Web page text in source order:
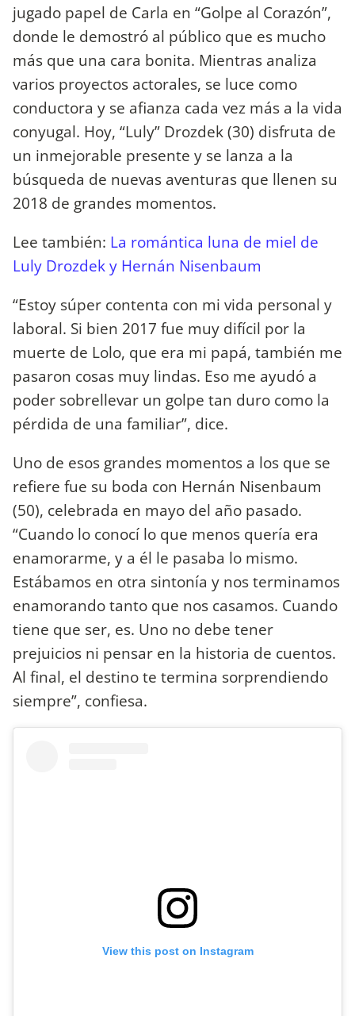
jugado papel de Carla en “Golpe al Corazón”,
donde le demostró al público que es mucho
más que una cara bonita. Mientras analiza
varios proyectos actorales, se luce como
conductora y se afianza cada vez más a la vida
conyugal. Hoy, “Luly” Drozdek (30) disfruta de
un inmejorable presente y se lanza a la
búsqueda de nuevas aventuras que llenen su
2018 de grandes momentos.
Lee también: La romántica luna de miel de
Luly Drozdek y Hernán Nisenbaum
“Estoy súper contenta con mi vida personal y
laboral. Si bien 2017 fue muy difícil por la
muerte de Lolo, que era mi papá, también me
pasaron cosas muy lindas. Eso me ayudó a
poder sobrellevar un golpe tan duro como la
pérdida de una familiar”, dice.
Uno de esos grandes momentos a los que se
refiere fue su boda con Hernán Nisenbaum
(50), celebrada en mayo del año pasado.
“Cuando lo conocí lo que menos quería era
enamorarme, y a él le pasaba lo mismo.
Estábamos en otra sintonía y nos terminamos
enamorando tanto que nos casamos. Cuando
tiene que ser, es. Uno no debe tener
prejuicios ni pensar en la historia de cuentos.
Al final, el destino te termina sorprendiendo
siempre”, confiesa.
View this post on Instagram